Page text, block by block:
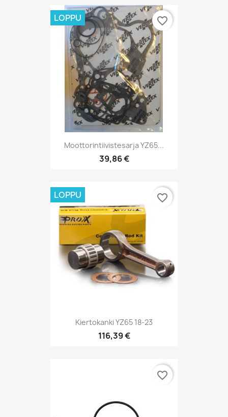
Moottorintiivistesarja YZ65...
39,86 €
LOPPU favorite_border
Kiertokanki YZ65 18-23
116,39 €
LOPPU favorite_border
favorite_border